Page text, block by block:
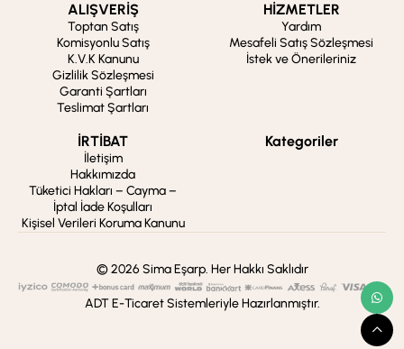
ALIŞVERİŞ
Toptan Satış
Komisyonlu Satış
K.V.K Kanunu
Gizlilik Sözleşmesi
Garanti Şartları
Teslimat Şartları
HİZMETLER
Yardım
Mesafeli Satış Sözleşmesi
İstek ve Önerileriniz
İRTİBAT
İletişim
Hakkımızda
Tüketici Hakları – Cayma –
İptal İade Koşulları
Kişisel Verileri Koruma Kanunu
Kategoriler
© 2026 Sima Eşarp. Her Hakkı Saklıdır
ADT E-Ticaret Sistemleriyle Hazırlanmıştır.